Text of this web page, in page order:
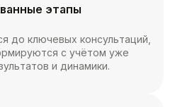
этапы
до ключевых консультаций,
с учётом уже
и динамики.